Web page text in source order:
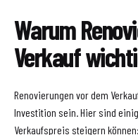
Warum
Verkauf
Renovierungen vor dem
Investition sein. Hier sind
Verkaufspreis steigern können: